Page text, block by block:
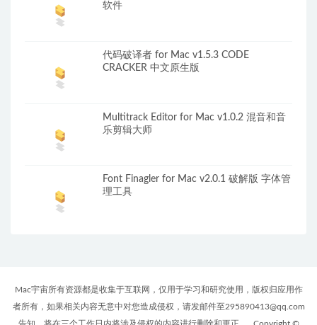
软件
代码破译者 for Mac v1.5.3 CODE
CRACKER 中文原生版
Multitrack Editor for Mac v1.0.2 混音和音
乐剪辑大师
Font Finagler for Mac v2.0.1 破解版 字体管
理工具
Mac宇宙所有资源都是收集于互联网，仅用于学习和研究使用，版权归应用作
者所有，如果相关内容无意中对您造成侵权，请发邮件至295890413@qq.com